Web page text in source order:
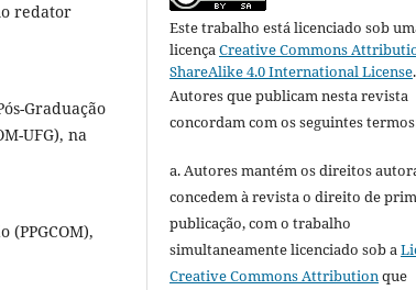
redator
Graduação
UFG), na
(PPGCOM),
Este trabalho está licenciado sob
licençaCreative Commons
ShareAlike 4.0 International License.
Autores que publicam nesta revista
concordam com os seguintes
a. Autores mantém os direitos
concedem à revista o direito de
publicação, com o trabalho
simultaneamente licenciado sob a
Creative Commons Attributionque